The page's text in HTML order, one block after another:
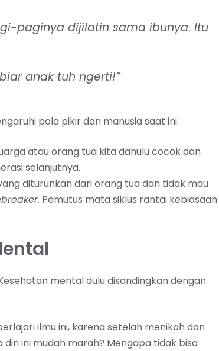
paginya dijilatin sama ibunya. Itu
anak tuh ngerti!”
pola pikir dan manusia saat ini.
atau orang tua kita dahulu cocok dan
selanjutnya.
diturunkan dari orang tua dan tidak mau
Pemutus mata siklus rantai kebiasaan
mental dulu disandingkan dengan
ilmu ini, karena setelah menikah dan
ini mudah marah? Mengapa tidak bisa